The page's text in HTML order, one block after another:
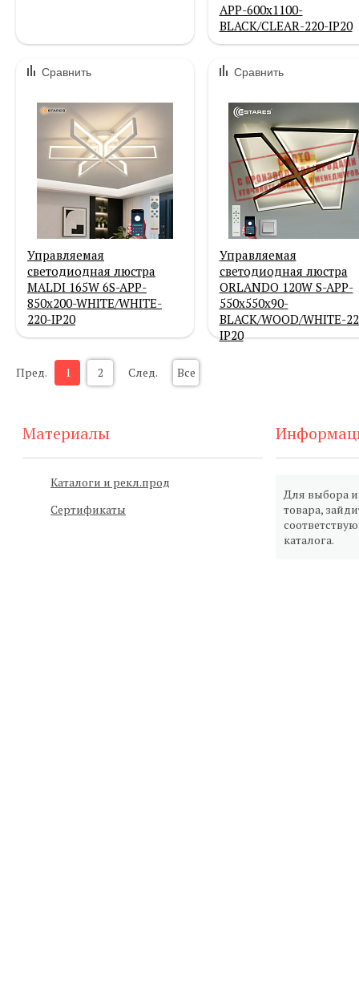
APP-600x1100-
BLACK/CLEAR-220-IP20
Сравнить
Управляемая
светодиодная люстра
MALDI 165W 6S-APP-
850x200-WHITE/WHITE-
220-IP20
Сравнить
Управляемая
светодиодная люстра
ORLANDO 120W S-APP-
550x550x90-
BLACK/WOOD/WHITE-
IP20
Пред. 1 2 След. Все
Материалы
Каталоги и рекл.прод
Сертификаты
Для выбора
товара,
каталога.